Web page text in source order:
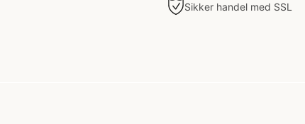
Sikker handel med SSL